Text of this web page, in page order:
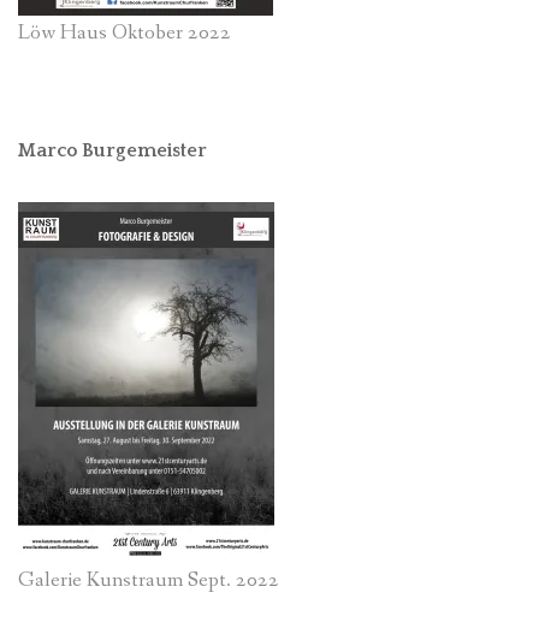
Löw Haus Oktober 2022
Marco Burgemeister
Galerie Kunstraum Sept. 2022